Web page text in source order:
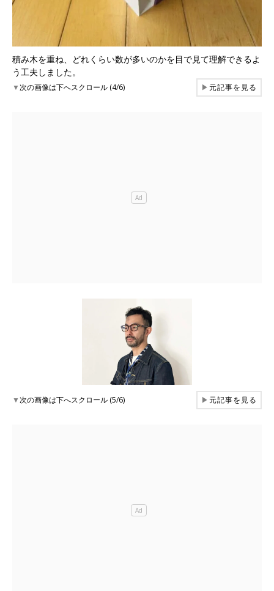
積み木を重ね、どれくらい数が多いのかを目で見て理解できるよ
う工夫しました。
▼次の画像は下へスクロール (4/6) ▶元記事を見る
▼次の画像は下へスクロール (5/6) ▶元記事を見る